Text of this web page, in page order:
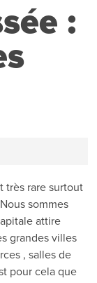
:
très rare surtout
sommes
attire
grandes villes
, salles de
pour cela que